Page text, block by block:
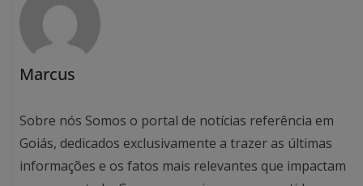
Marcus
Sobre nós Somos o portal de notícias referência em
Goiás, dedicados exclusivamente a trazer as últimas
informações e os fatos mais relevantes que impactam